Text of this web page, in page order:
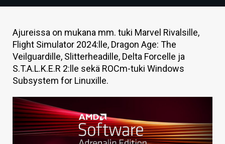
TIETOA
HINTA.FI
KAUPPA
VAIHDA TEEMA
Ajureissa on mukana mm. tuki Marvel Rivalsille,
Flight Simulator 2024:lle, Dragon Age: The
Veilguardille, Slitterheadille, Delta Forcelle ja
S.T.A.L.K.E.R 2:lle sekä ROCm-tuki Windows
Subsystem for Linuxille.